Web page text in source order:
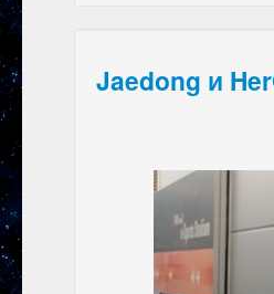
Jaedong и